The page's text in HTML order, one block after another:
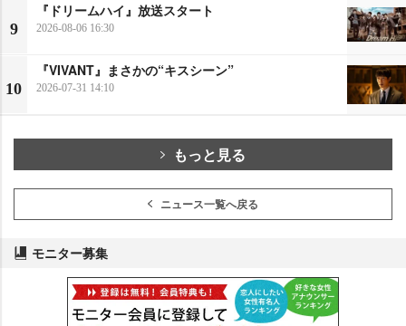
9
『ドリームハイ』放送スタート
2026-08-06 16:30
10
『VIVANT』まさかの“キスシーン”
2026-07-31 14:10
もっと見る
ニュース一覧へ戻る
モニター募集